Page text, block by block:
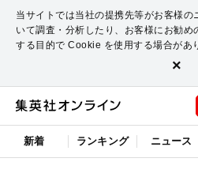
当サイトでは当社の提携先等がお客様の
いて調査・分析したり、お客様にお勧め
する目的で Cookie を使用する場合があ
×
新着 ランキング ニュース